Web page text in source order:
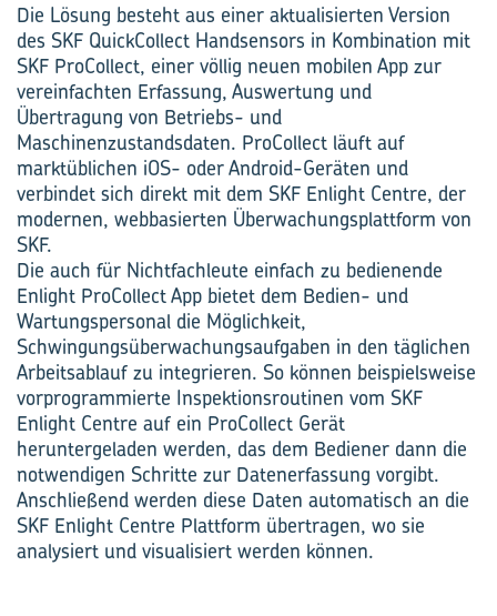
Die Lösung besteht aus einer aktualisierten Version
des SKF QuickCollect Handsensors in Kombination mit
SKF ProCollect, einer völlig neuen mobilen App zur
vereinfachten Erfassung, Auswertung und
Übertragung von Betriebs- und
Maschinenzustandsdaten. ProCollect läuft auf
marktüblichen iOS- oder Android-Geräten und
verbindet sich direkt mit dem SKF Enlight Centre, der
modernen, webbasierten Überwachungsplattform von
SKF.
Die auch für Nichtfachleute einfach zu bedienende
Enlight ProCollect App bietet dem Bedien- und
Wartungspersonal die Möglichkeit,
Schwingungsüberwachungsaufgaben in den täglichen
Arbeitsablauf zu integrieren. So können beispielsweise
vorprogrammierte Inspektionsroutinen vom SKF
Enlight Centre auf ein ProCollect Gerät
heruntergeladen werden, das dem Bediener dann die
notwendigen Schritte zur Datenerfassung vorgibt.
Anschließend werden diese Daten automatisch an die
SKF Enlight Centre Plattform übertragen, wo sie
analysiert und visualisiert werden können.